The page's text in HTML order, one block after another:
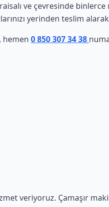
ve çevresinde
yerinden teslim
hemen 0 850 307 34 38
veriyoruz. Çamaşır